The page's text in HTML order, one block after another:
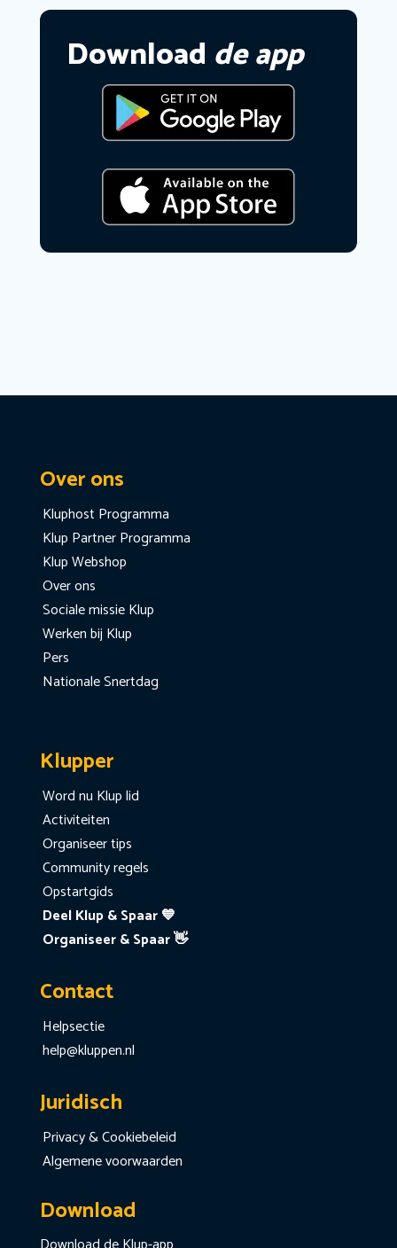
Download de app
Over ons
Kluphost Programma
Klup Partner Programma
Klup Webshop
Over ons
Sociale missie Klup
Werken bij Klup
Pers
Nationale Snertdag
Klupper
Word nu Klup lid
Activiteiten
Organiseer tips
Community regels
Opstartgids
Deel Klup & Spaar 💙
Organiseer & Spaar 👋
Contact
Helpsectie
help@kluppen.nl
Juridisch
Privacy & Cookiebeleid
Algemene voorwaarden
Download